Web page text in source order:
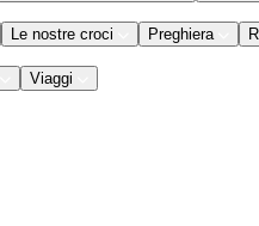
Le nostre croci Preghiera
Viaggi